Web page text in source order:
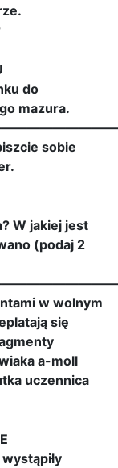
do
mazura.
sobie
W jakiej jest
(podaj 2
w wolnym
się
a-moll
uczennica